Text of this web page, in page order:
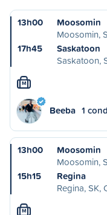
13h00
Moosomin
Moosomin,
17h45
Saskatoon
Saskatoon,
M
Beeba 1
13h00
Moosomin
Moosomin,
15h15
Regina
Regina, SK,
M